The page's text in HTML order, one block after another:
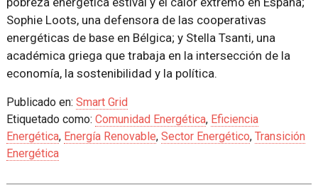
Sophie Loots, una defensora de las cooperativas
energéticas de base en Bélgica; y Stella Tsanti, una
académica griega que trabaja en la intersección de la
economía, la sostenibilidad y la política.
Publicado en: Smart Grid
Etiquetado como: Comunidad Energética, Eficiencia
Energética, Energía Renovable, Sector Energético, Transición
Energética